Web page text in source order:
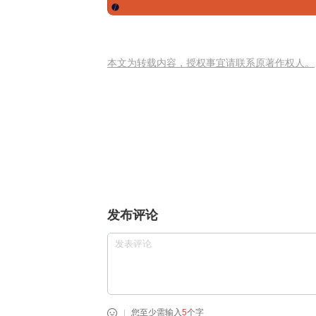
本文为转载内容，授权事宜请联系原著作权人。
发布评论
您至少需输入5个字